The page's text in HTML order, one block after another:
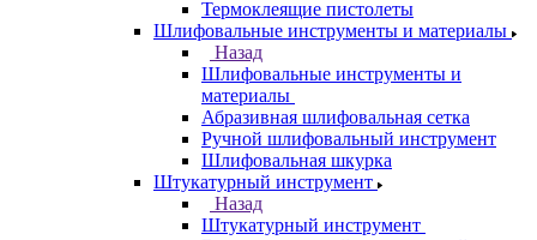
Термоклеящие пистолеты
Шлифовальные инструменты и материалы
Назад
Шлифовальные инструменты и
материалы
Абразивная шлифовальная сетка
Ручной шлифовальный инструмент
Шлифовальная шкурка
Штукатурный инструмент
Назад
Штукатурный инструмент